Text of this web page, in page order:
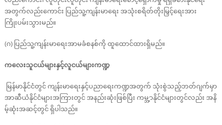
အတွက်လည်းကောင်း ပြည်သူ့ကျန်းမာရေး အသုံးစရိတ်တိုးမြှင့်ရေးအား
ကြိုးပမ်းသွားမည်။
(ဂ) ပြည်သူ့ကျန်းမာရေးအာမခံစနစ်ကို ထူထောင်ထားရှိမည်။
ကလေးသူငယ်များနှင့်လူငယ်များကဏ္ဍ
မြန်မာနိုင်ငံတွင် ကျန်းမာရေးနှင့်ပညာရေးကဏ္ဍအတွက် သုံးစွဲသည့်ဘတ်ဂျက်မှာ
အာဆီယံနိုင်ငံများအကြားတွင် အနည်းဆုံးဖြစ်ပြီး ကမ္ဘ့ာနိုင်ငံများတွင်လည်း အနိ
မ့်ဆုံးအဆင့်တွင် ရှိပါသည်။